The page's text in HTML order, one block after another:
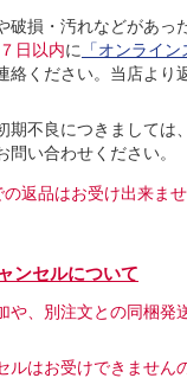
破損・汚れなどがあっ
日以内に 「オンライ
絡ください。当店より
期不良につきましては
問い合わせください。
返品はお受け出来ま
ンセルについて
や、別注文との同梱発
ルはお受けできません